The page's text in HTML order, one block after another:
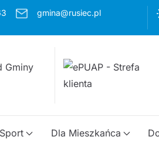
gmina@rusiec.pl
Sport Dla Mieszkańca